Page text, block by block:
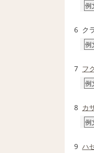
例
6 ク
例
7 フ
例
8 カ
例
9 ハ